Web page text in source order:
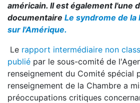
américain. Il est également l'une
documentaire Le syndrome de la
sur l'Amérique.
Le rapport intermédiaire non
publié par le sous-comité de
renseignement du Comité spécial
renseignement de la Chambre a
préoccupations critiques